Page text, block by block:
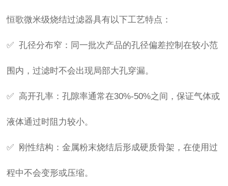
恒歌微米级烧结过滤器具有以下工艺特点：
✅ 孔径分布窄：同一批次产品的孔径偏差控制在较小范
围内，过滤时不会出现局部大孔穿漏。
✅ 高开孔率：孔隙率通常在30%-50%之间，保证气体或
液体通过时阻力较小。
✅ 刚性结构：金属粉末烧结后形成硬质骨架，在使用过
程中不会变形或压缩。